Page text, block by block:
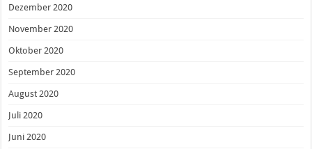
Dezember 2020
November 2020
Oktober 2020
September 2020
August 2020
Juli 2020
Juni 2020